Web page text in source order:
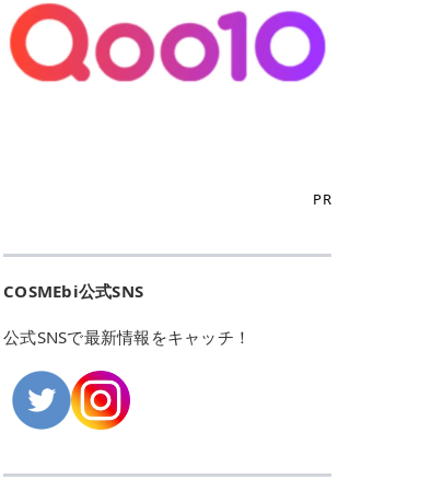
「ゆらぎやすい肌をすこやかに整え
るカーミングケアパッド」 ツボクサ
エキス（保湿成分）配合で、肌荒れ
や赤みが気になる肌をやさしく整え
テンを含むにんじん由来成分で、乾
るQoo10での購入はこちら 5. ANU
グパッド 「うるおいを与えながら肌
のキメを整えるバランスケアパッ
で、肌にうるおいを与えながらキメ
を整え、すこやかな肌状態へ導くデ
イリーケアアイテムです。 *1 チャ
MEDIHEAL PDRNリフティングパッ
こからは、東京で人気のフレイアク
リニック・レジーナクリニック・エ
ミナルクリニック・リゼクリニック
の4院について、おすすめのポイン
ンケート 対象期間：2024/12/11～2
谷、銀座など7院があり、どこも駅
21時まで開いているので、お仕事や
です。 ♡クイックプラン 時間をか
けてしっかり脱毛。割引制度や保証
サービスは充実！ 全身＋VIO 52,80
0円(税込) 5回コース 所要時間が60
分で完了 全身＋VIO＋顔 94,600円
(税込) 5回コース 36箇所の脱毛が可
カリしたくありませんよね。エミナ
ルクリニックなら、最短1ヶ月ペー
スで通えるため、最短6ヶ月の全身
脱毛プランを選ぶことができます！
ルは強い味方。北海道から沖縄まで
こも駅チカの好立地なんです。しか
い毎日でも無理なく予定に組み込め
なります）。 そして嬉しいのが、施
術室がカーテン仕切りではなくドア
付きの完全個室になっていること！
女性専用のプライベート空間なの
して施術を受けられます。 痛みに配
ント おすすめパーソナルカラー 02
モモ イエベ春・ブルベ夏 03 ワイン
ベリー ブルベ冬 05 フィグピューレ
ブルベ夏・イエベ春 06 ラズベリー
チュラルメイクなら「02 モモ」 自
トロベリーボンボン」 上品で落ち着
やすい万能カラーなら「05 フィグ
気カラーです。 韓国メイク・透明感
青みピンクが透明感を引き立てま
す。 イエベ春なら「07 フルーツオ
レ」 やわらかく可愛らしい印象に仕
ント処方のため、塗布後は色が定着
> あんずのほのかに甘い香りがしま
すが > 強くないのでいつでも使える
印象です > > 1本持っていると髪だ
けではなくボディやネイルケアにも
ある目もとをかなえる、フォルム整
ばゆく発色し、光の効果で目もとが
使用した方のクチコミ > 5 > 鮮やか
る目もとを作れるアイシャドウ♡ >
パウダータイプなのに粉っぽさがな
くぴたっと密着♡発色が良くて煌め
体感を出せます✨ > > カラーの名前
ビッグセール「メガ割」では、20%
OFFクーポンなどを使って、SNSで
バズっている美容液やパック、限定
の豪華キットをどこよりもお得にゲ
は、2,000万件を超える圧倒的なボ
能にあります。 自分の年齢や肌質
（乾燥肌・敏感肌など）、あるいは
に合わせてクチコミを絞り込めるた
め、自分に本当に合うコスメを失敗
せずに見つけられる美容の羅針盤と
スメアワード（ベスコス）」は、日
PR
COSMEbi公式SNS
公式SNSで最新情報をキャッチ！